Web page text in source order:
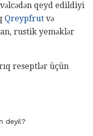
qeyd edildiyi
Qreypfrut və
rustik yeməklər
reseptlər üçün
deyil?